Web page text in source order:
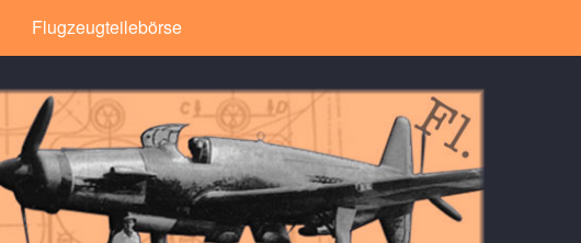
Flugzeugteilebörse